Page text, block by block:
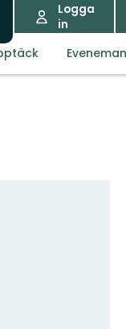
Logga
in
kommun